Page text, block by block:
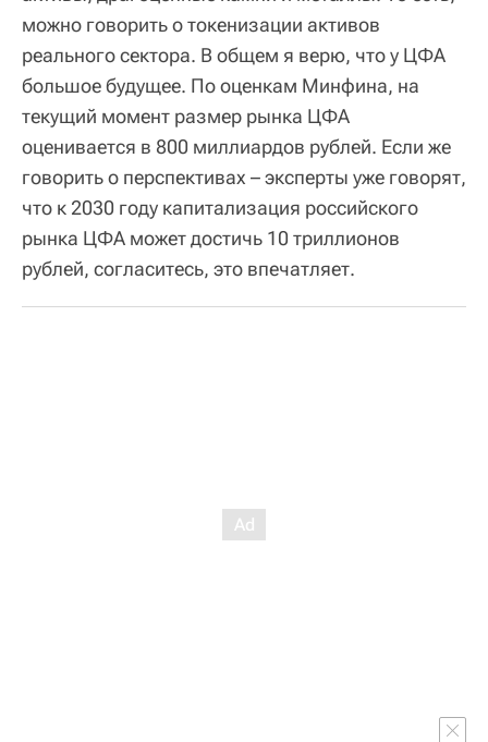
можно говорить о токенизации активов
реального сектора. В общем я верю, что у ЦФА
большое будущее. По оценкам Минфина, на
текущий момент размер рынка ЦФА
оценивается в 800 миллиардов рублей. Если же
говорить о перспективах – эксперты уже говорят,
что к 2030 году капитализация российского
рынка ЦФА может достичь 10 триллионов
рублей, согласитесь, это впечатляет.